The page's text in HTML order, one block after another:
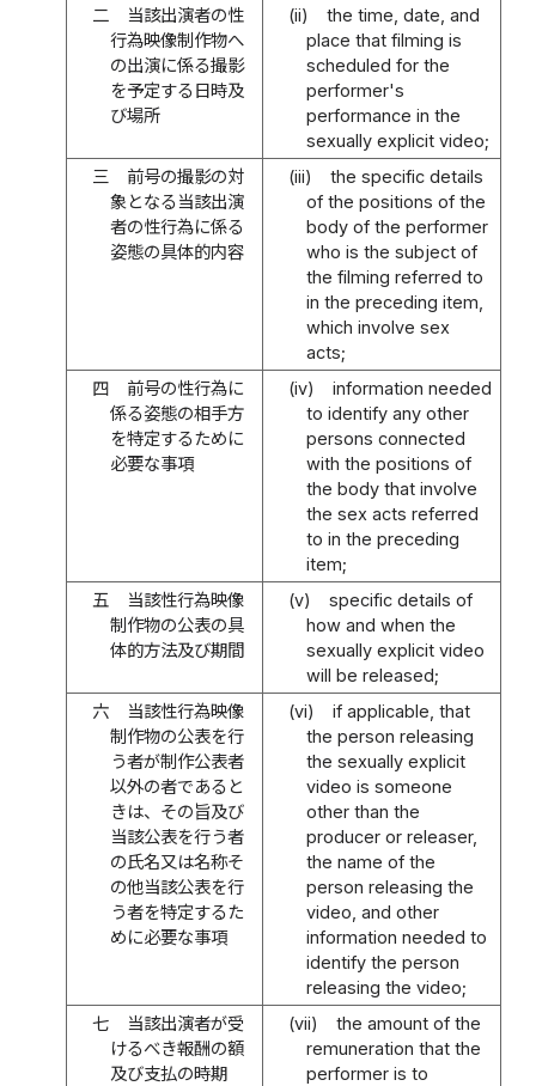
二
当該出演者の性
行為映像制作物へ
の出演に係る撮影
を予定する日時及
び場所
(ii)
the time, date, and
place that filming is
scheduled for the
performer's
performance in the
sexually explicit video;
三
前号の撮影の対
象となる当該出演
者の性行為に係る
姿態の具体的内容
(iii)
the specific details
of the positions of the
body of the performer
who is the subject of
the filming referred to
in the preceding item,
which involve sex
acts;
四
前号の性行為に
係る姿態の相手方
を特定するために
必要な事項
(iv)
information needed
to identify any other
persons connected
with the positions of
the body that involve
the sex acts referred
to in the preceding
item;
五
当該性行為映像
制作物の公表の具
体的方法及び期間
(v)
specific details of
how and when the
sexually explicit video
will be released;
六
当該性行為映像
制作物の公表を行
う者が制作公表者
以外の者であると
きは、その旨及び
当該公表を行う者
の氏名又は名称そ
の他当該公表を行
う者を特定するた
めに必要な事項
(vi)
if applicable, that
the person releasing
the sexually explicit
video is someone
other than the
producer or releaser,
the name of the
person releasing the
video, and other
information needed to
identify the person
releasing the video;
七
当該出演者が受
けるべき報酬の額
及び支払の時期
(vii)
the amount of the
remuneration that the
performer is to